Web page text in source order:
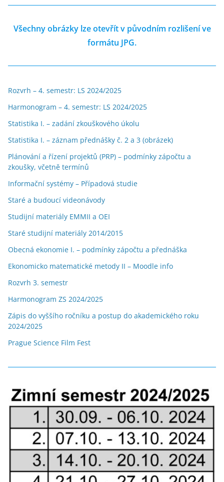
Všechny obrázky lze otevřít v původním rozlišení ve
formátu JPG.
Rozvrh – 4. semestr: LS 2024/2025
Harmonogram – 4. semestr: LS 2024/2025
Statistika I. – zadání zkouškového úkolu
Statistika I. – záznam přednášky č. 2 a 3 (obrázek)
Plánování a řízení projektů (PRP) – podmínky zápočtu a
zkoušky, včetně termínů
Informační systémy – Případová studie
Staré a budoucí videonávody
Studijní materiály EMMII a OEI
Staré studijní materiály 2014/2015
Obecná ekonomie I. – podmínky zápočtu a přednáška
Ekonomicko matematické metody II – Moodle info
Rozvrh 3. semestr
Harmonogram ZS 2024/2025
Zápis do vyššího ročníku a postup do akademického roku
2024/2025
Prague Science Film Fest